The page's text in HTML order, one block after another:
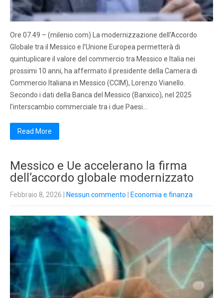
Ore 07.49 – (milenio.com) La modernizzazione dell’Accordo
Globale tra il Messico e l’Unione Europea permetterà di
quintuplicare il valore del commercio tra Messico e Italia nei
prossimi 10 anni, ha affermato il presidente della Camera di
Commercio Italiana in Messico (CCIM), Lorenzo Vianello.
Secondo i dati della Banca del Messico (Banxico), nel 2025
l’interscambio commerciale tra i due Paesi…
Read More
Messico e Ue accelerano la firma
dell’accordo globale modernizzato
Febbraio 8, 2026 Nessun commento Economia e finanza